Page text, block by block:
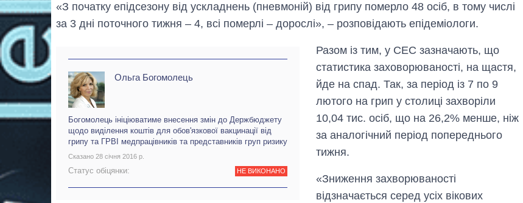
«З початку епідсезону від ускладнень (пневмоній) від грипу померло 48 осіб, в тому числі
за 3 дні поточного тижня – 4, всі померлі – дорослі», – розповідають епідеміологи.
Ольга Богомолець
Богомолець ініціюватиме внесення змін до Держбюджету
щодо виділення коштів для обов'язкової вакцинації від
грипу та ГРВІ медпрацівників та представників груп ризику
Сказано 28 січня 2016 р.
Статус обіцянки: НЕ ВИКОНАНО
Разом із тим, у СЕС зазначають, що
статистика заховорюваності, на щастя,
йде на спад. Так, за період із 7 по 9
лютого на грип у столиці захворіли
10,04 тис. осіб, що на 26,2% менше, ніж
за аналогічний період попереднього
тижня.
«Зниження захворюваності
відзначається серед усіх вікових
Вісім масованих
ударів по Україні
головною ціллю
рф